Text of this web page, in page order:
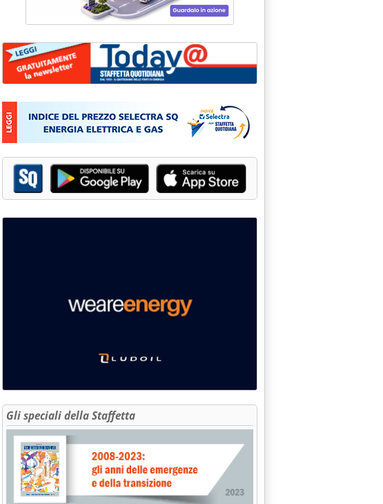
DA OGGI'
29 gennaio 1992 alle 0.0.
AUTO ESSO ITALIANA DA IERI A 1.105 LIRE/LITRO'
Gli speciali della Staffetta